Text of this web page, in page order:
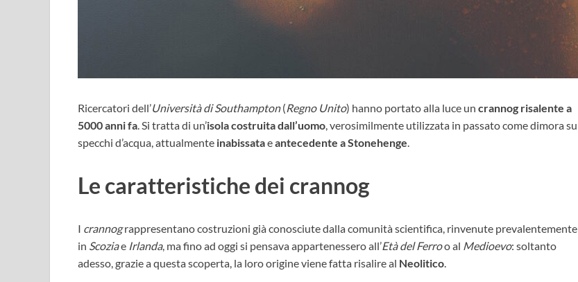
Ricercatori dell’Università di Southampton(Regno Unito) hanno portato alla luce un crannog risalente a
5000 anni fa. Si tratta di un’isola costruita dall’uomo, verosimilmente utilizzata in passato come dimora su
specchi d’acqua, attualmente inabissataeantecedente a Stonehenge.
Le caratteristiche dei crannog
I crannograppresentano costruzioni già conosciute dalla comunità scientifica, rinvenute prevalentemente
in Scoziae Irlanda, ma fino ad oggi si pensava appartenessero all’Età del Ferroo al Medioevo: soltanto
adesso, grazie a questa scoperta, la loro origine viene fatta risalire al Neolitico